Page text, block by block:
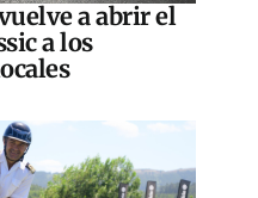
a abrir el
a los